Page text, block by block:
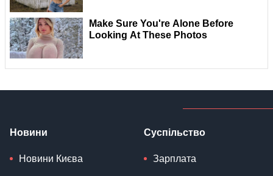
Новини
Новини Києва
Суспільство
Зарплата